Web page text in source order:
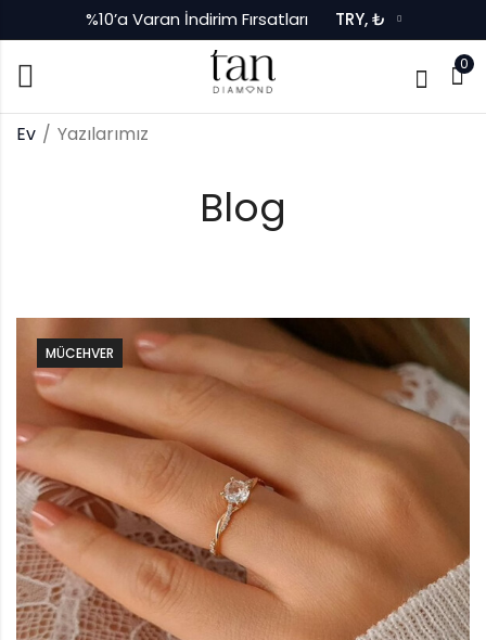
%10’a Varan İndirim Fırsatları TRY, ₺
0
Blog
Ev Yazılarımız
MÜCEHVER